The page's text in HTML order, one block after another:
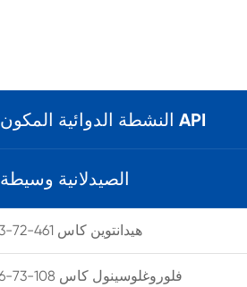
النشطة الدوائية المكون API
الصيدلانية وسيطة
هيدانتوين كاس 461-72-3
فلوروغلوسينول كاس 108-73-6